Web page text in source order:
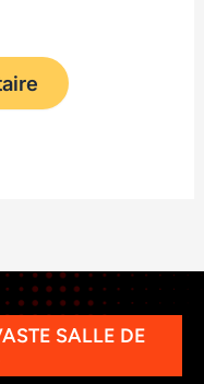
SALLE DE